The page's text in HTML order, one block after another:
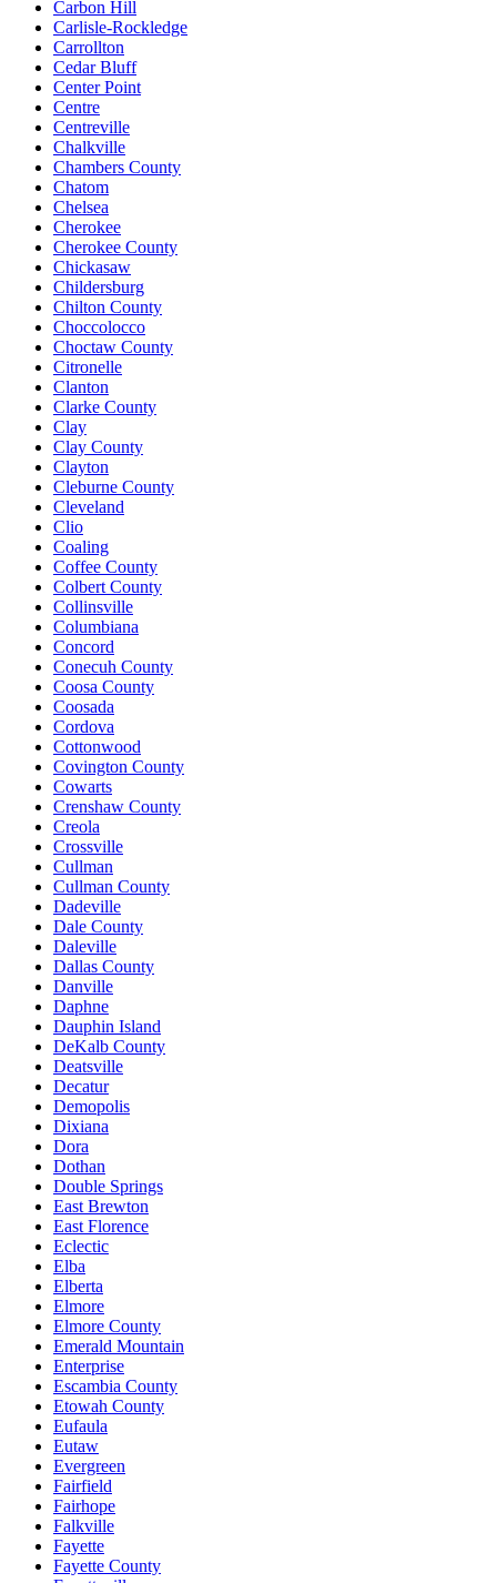
Carbon Hill
Carlisle-Rockledge
Carrollton
Cedar Bluff
Center Point
Centre
Centreville
Chalkville
Chambers County
Chatom
Chelsea
Cherokee
Cherokee County
Chickasaw
Childersburg
Chilton County
Choccolocco
Choctaw County
Citronelle
Clanton
Clarke County
Clay
Clay County
Clayton
Cleburne County
Cleveland
Clio
Coaling
Coffee County
Colbert County
Collinsville
Columbiana
Concord
Conecuh County
Coosa County
Coosada
Cordova
Cottonwood
Covington County
Cowarts
Crenshaw County
Creola
Crossville
Cullman
Cullman County
Dadeville
Dale County
Daleville
Dallas County
Danville
Daphne
Dauphin Island
DeKalb County
Deatsville
Decatur
Demopolis
Dixiana
Dora
Dothan
Double Springs
East Brewton
East Florence
Eclectic
Elba
Elberta
Elmore
Elmore County
Emerald Mountain
Enterprise
Escambia County
Etowah County
Eufaula
Eutaw
Evergreen
Fairfield
Fairhope
Falkville
Fayette
Fayette County